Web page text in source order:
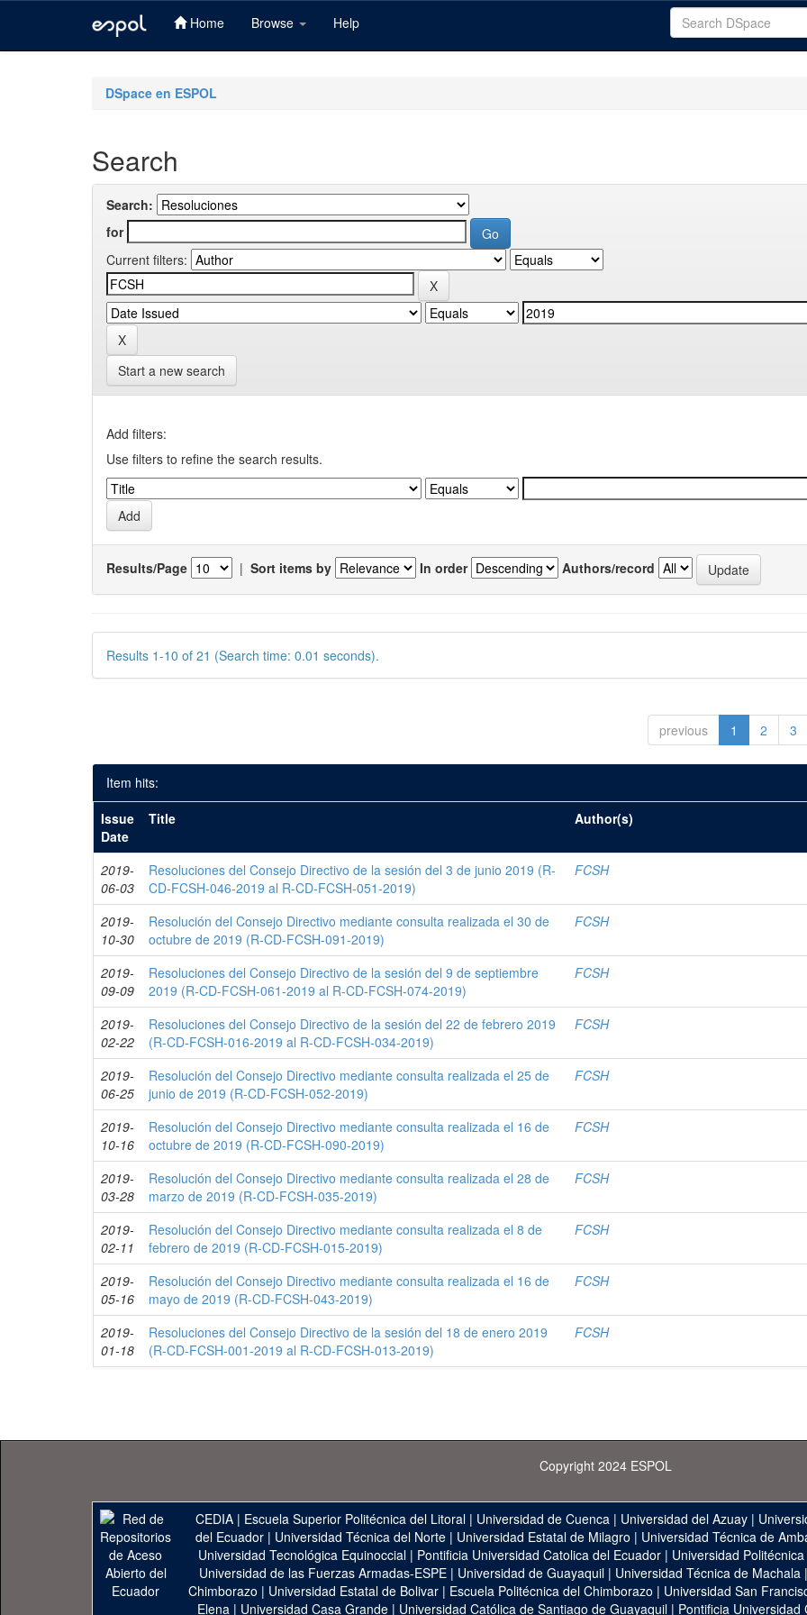
Home Browse Help
DSpace en ESPOL
Search
Search:
for
Current filters:
Start a new search
Add filters:
Use filters to refine the search results.
Results/Page | Sort items by In order Authors/record
Results 1-10 of 21 (Search time: 0.01 seconds).
previous 1 2 3
Item hits:
Issue
Date
Title Author(s)
2019-
06-03
Resoluciones del Consejo Directivo de la sesión del 3 de junio 2019 (R-
CD-FCSH-046-2019 al R-CD-FCSH-051-2019)
FCSH
2019-
10-30
Resolución del Consejo Directivo mediante consulta realizada el 30 de
octubre de 2019 (R-CD-FCSH-091-2019)
FCSH
2019-
09-09
Resoluciones del Consejo Directivo de la sesión del 9 de septiembre
2019 (R-CD-FCSH-061-2019 al R-CD-FCSH-074-2019)
FCSH
2019-
02-22
Resoluciones del Consejo Directivo de la sesión del 22 de febrero 2019
(R-CD-FCSH-016-2019 al R-CD-FCSH-034-2019)
FCSH
2019-
06-25
Resolución del Consejo Directivo mediante consulta realizada el 25 de
junio de 2019 (R-CD-FCSH-052-2019)
FCSH
2019-
10-16
Resolución del Consejo Directivo mediante consulta realizada el 16 de
octubre de 2019 (R-CD-FCSH-090-2019)
FCSH
2019-
03-28
Resolución del Consejo Directivo mediante consulta realizada el 28 de
marzo de 2019 (R-CD-FCSH-035-2019)
FCSH
2019-
02-11
Resolución del Consejo Directivo mediante consulta realizada el 8 de
febrero de 2019 (R-CD-FCSH-015-2019)
FCSH
2019-
05-16
Resolución del Consejo Directivo mediante consulta realizada el 16 de
mayo de 2019 (R-CD-FCSH-043-2019)
FCSH
2019-
01-18
Resoluciones del Consejo Directivo de la sesión del 18 de enero 2019
(R-CD-FCSH-001-2019 al R-CD-FCSH-013-2019)
FCSH
Copyright 2024 ESPOL
CEDIA | Escuela Superior Politécnica del Litoral | Universidad de Cuenca | Universidad del Azuay |
del Ecuador| Universidad Técnica del Norte| Universidad Estatal de Milagro | Universidad Técnica de
Universidad Tecnológica Equinoccial| Pontificia Universidad Catolica del Ecuador| Universidad
Universidad de las Fuerzas Armadas-ESPE | Universidad de Guayaquil | Universidad Técnica de Machala
Chimborazo | Universidad Estatal de Bolivar| Escuela Politécnica del Chimborazo | Universidad San
Elena | Universidad Casa Grande | Universidad Católica de Santiago de Guayaquil | Pontificia